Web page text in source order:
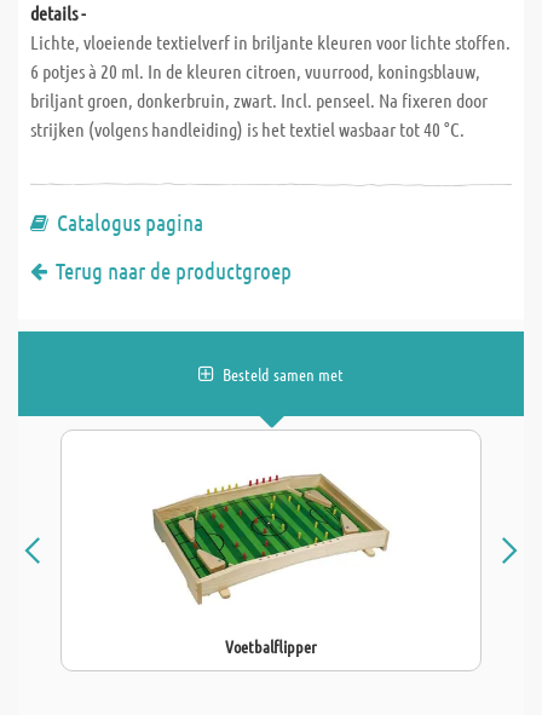
details -
Lichte, vloeiende textielverf in briljante kleuren voor lichte stoffen.
6 potjes à 20 ml. In de kleuren citroen, vuurrood, koningsblauw,
briljant groen, donkerbruin, zwart. Incl. penseel. Na fixeren door
strijken (volgens handleiding) is het textiel wasbaar tot 40 °C.
Catalogus pagina
Terug naar de productgroep
Besteld samen met
Voetbalflipper